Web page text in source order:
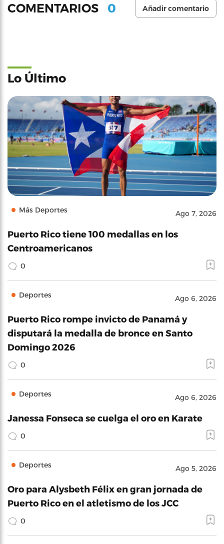
COMENTARIOS 0 Añadir comentario
Lo Último
Más Deportes Ago 7, 2026
Puerto Rico tiene 100 medallas en los
Centroamericanos
0
Deportes Ago 6, 2026
Puerto Rico rompe invicto de Panamá y
disputará la medalla de bronce en Santo
Domingo 2026
0
Deportes Ago 6, 2026
Janessa Fonseca se cuelga el oro en Karate
0
Deportes Ago 5, 2026
Oro para Alysbeth Félix en gran jornada de
Puerto Rico en el atletismo de los JCC
0